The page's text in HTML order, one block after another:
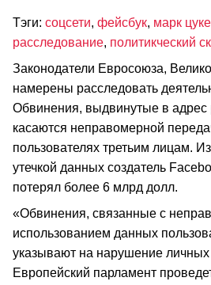
Тэги: соцсети, фейсбук, марк
расследование, политикческий
Законодатели Евросоюза,
намерены расследовать
Обвинения, выдвинутые в адрес
касаются неправомерной
пользователях третьим лицам.
утечкой данных создатель
потерял более 6 млрд долл.
«Обвинения, связанные с
использованием данных
указывают на нарушение
Европейский парламент